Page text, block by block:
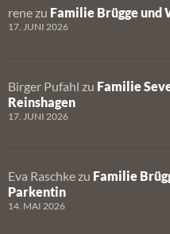
rene zu Familie Brügge und
17. JUNI 2026
Birger Pufahl zu Familie
Reinshagen
17. JUNI 2026
Eva Raschke zu Familie
Parkentin
14. MAI 2026